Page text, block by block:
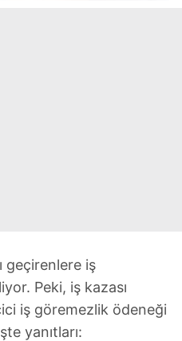
geçirenlere iş
Peki, iş kazası
iş göremezlik ödeneği
yanıtları: